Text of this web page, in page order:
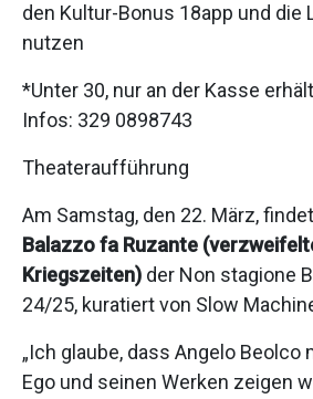
den Kultur-Bonus 18app und die
nutzen
*Unter 30, nur an der Kasse
Infos: 329 0898743
Theateraufführung
Am Samstag, den 22. März,
Balazzo fa Ruzante
Kriegszeiten) der Non stagione
24/25, kuratiert von Slow
„Ich glaube, dass Angelo Beolco
Ego und seinen Werken zeigen